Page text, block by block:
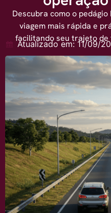
Descubra como o
viagem mais rápida e
facilitando seu trajeto de
Atualizado em: 11/09/